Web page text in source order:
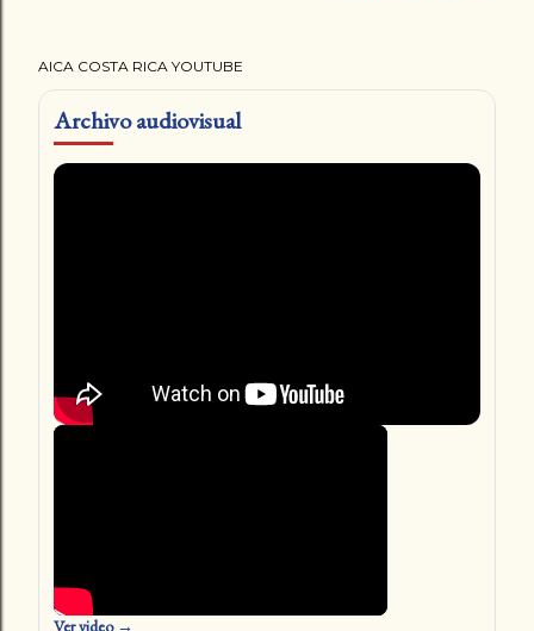
AICA COSTA RICA YOUTUBE
Archivo audiovisual
Ver video →